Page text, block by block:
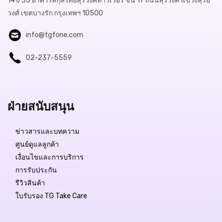
วงศ์ เขตบางรัก กรุงเทพฯ 10500
info@tgfone.com
02-237-5559
ฝ่ายสนับสนุน
ข่าวสารและบทความ
ศูนย์ดูแลลูกค้า
เงื่อนไขและการบริการ
การรับประกัน
รีวิวสินค้า
ใบรับรอง TG Take Care